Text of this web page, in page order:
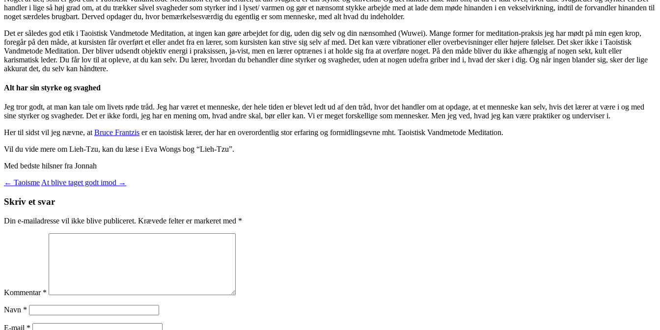
handler i lige så høj grad om, at du trækker såvel svagheder som styrker ind i lyset/ varmen og gør et nænsomt stykke arbejde med at lade dem møde hinanden i en vekselvirkning, indtil de forvandler hinanden til
noget særdeles brugbart. Derved opdager du, hvor bemærkelsesværdig du egentlig er som menneske, med alt hvad du indeholder.
Det er således god etik i Taoistisk Vandmetode Meditation, at ingen kan gøre arbejdet for dig, uden dig selv og din nænsomhed (Wuwei). Mange former for meditation-praksis jeg har mødt på min egen krop,
foregår på den måde, at kursisten får overført et eller andet fra en lærer, som kursisten kan stive sig selv af med. Det kan være vibrationer eller overbevisninger eller højere følelser. Det sker ikke i Taoistisk
Vandmetode Meditation. Der bliver udsendt objektiv energi i praksissen, ja-vist, men en lærer optrænes i at holde sig fra at overføre noget. På den måde bliver du ikke afhængig af nogen sekt, kult eller
karismatisk leder. Du får lov til at opleve, at du kan selv. Du lærer, hvordan du behandler dine styrker og svagheder, uden at nogen udefra griber ind i, hvad der sker i dig. Og når ingen blander sig, sker der lige
akkurat det, du selv kan håndtere.
Alt har sin styrke og svaghed
Jeg tror godt, at man kan tale om livets røde tråd. Jeg har været et menneske, der hele tiden er blevet ledt ud af den tråd, hvor det handler om at opdage, at et menneske kan selv, hvis det lærer at være i og med
sine styrker og svagheder. Det er ikke fordi, jeg har en mening om, hvad andre skal, bør eller kan. Vi er meget forskellige som mennesker. Men jeg ved, hvad jeg kan være praktiker og underviser i.
Her til sidst vil jeg nævne, at Bruce Frantzis er en taoistisk lærer, der har en overordentlig stor erfaring og formidlingsevne mht. Taoistisk Vandmetode Meditation.
Vil du vide mere om Lieh-Tzu, kan du læse i Eva Wongs bog “Lieh-Tzu”.
Med bedste hilsner fra Jonnah
Indlægsnavigation
← Taoisme At blive taget godt imod →
Skriv et svar
Din e-mailadresse vil ikke blive publiceret. Krævede felter er markeret med *
Kommentar *
Navn *
E-mail *